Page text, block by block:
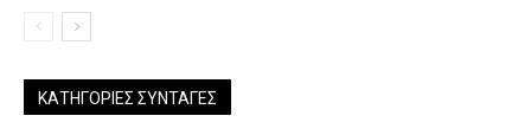
ΚΑΤΗΓΟΡΊΕΣ ΣΥΝΤΑΓΈΣ